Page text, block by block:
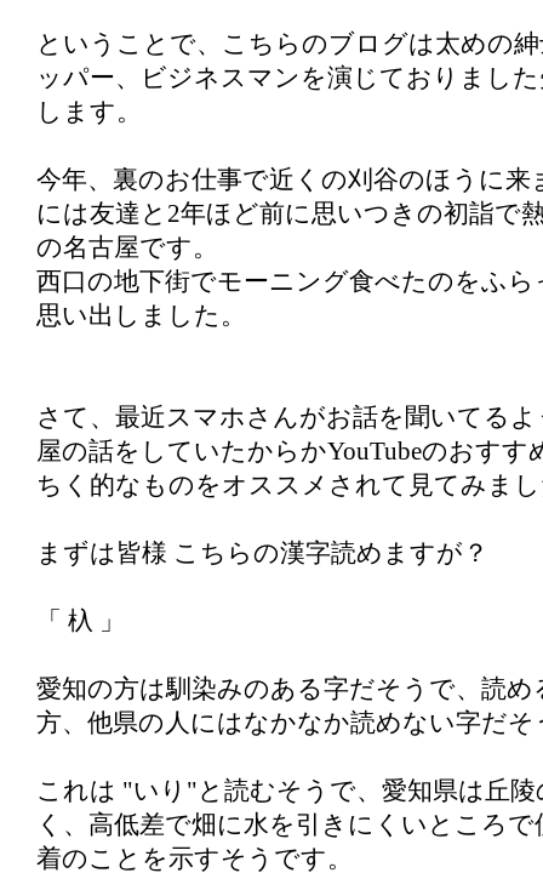
ということで、こちらのブログは太めの
ッパー、ビジネスマンを演じておりまし
します。
今年、裏のお仕事で近くの刈谷のほうに来
には友達と2年ほど前に思いつきの初詣で
の名古屋です。
西口の地下街でモーニング食べたのをふ
思い出しました。
さて、最近スマホさんがお話を聞いてる
屋の話をしていたからかYouTubeのおすす
ちく的なものをオススメされて見てみま
まずは皆様 こちらの漢字読めますが？
「 杁 」
愛知の方は馴染みのある字だそうで、読め
方、他県の人にはなかなか読めない字だそ
これは "いり"と読むそうで、愛知県は丘
く、高低差で畑に水を引きにくいところ
着のことを示すそうです。